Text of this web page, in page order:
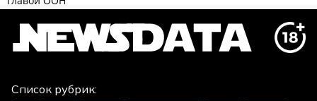
Список рубрик: